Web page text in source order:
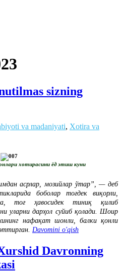
sizning
va madaniyati, Xotira va
хотирасини ёд этиш куни
асрлар, мозийлар ўтар”, — деб
боболар тоғдек виқорли,
тоғ ҳавосидек тиниқ қилиб
уларни дарҳол суйиб қолади. Шоир
нафақат шонли, балки қонли
Davomini o'qish
Davronning